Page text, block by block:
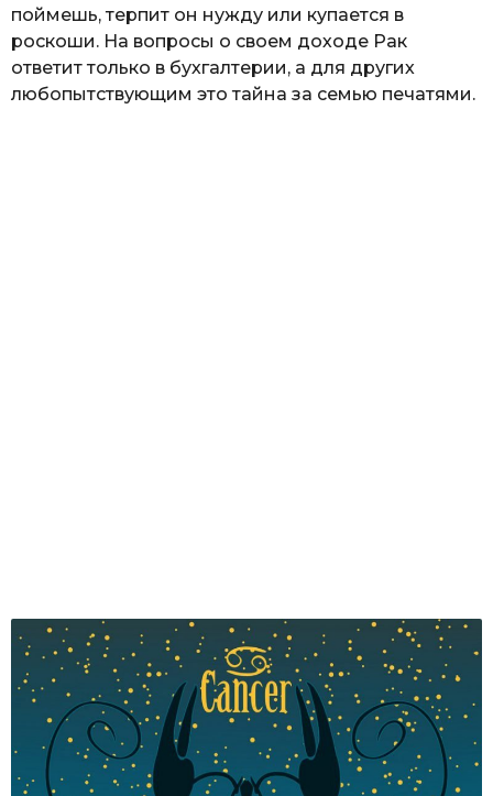
поймешь, терпит он нужду или купается в
роскоши. На вопросы о своем доходе Рак
ответит только в бухгалтерии, а для других
любопытствующим это тайна за семью печатями.